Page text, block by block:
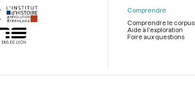
page
Comprendre
Comprendre le corpus
Aide à l'exploration
Foire aux questions